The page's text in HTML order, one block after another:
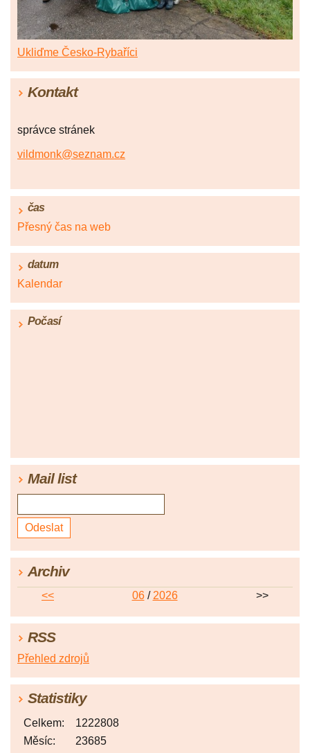
Ukliďme Česko-Rybaříci
Kontakt
správce stránek
vildmonk@seznam.cz
čas
Přesný čas na web
datum
Kalendar
Počasí
Mail list
Archiv
<< 06/ 2026 >>
RSS
Přehled zdrojů
Statistiky
Celkem:
1222808
Měsíc:
23685